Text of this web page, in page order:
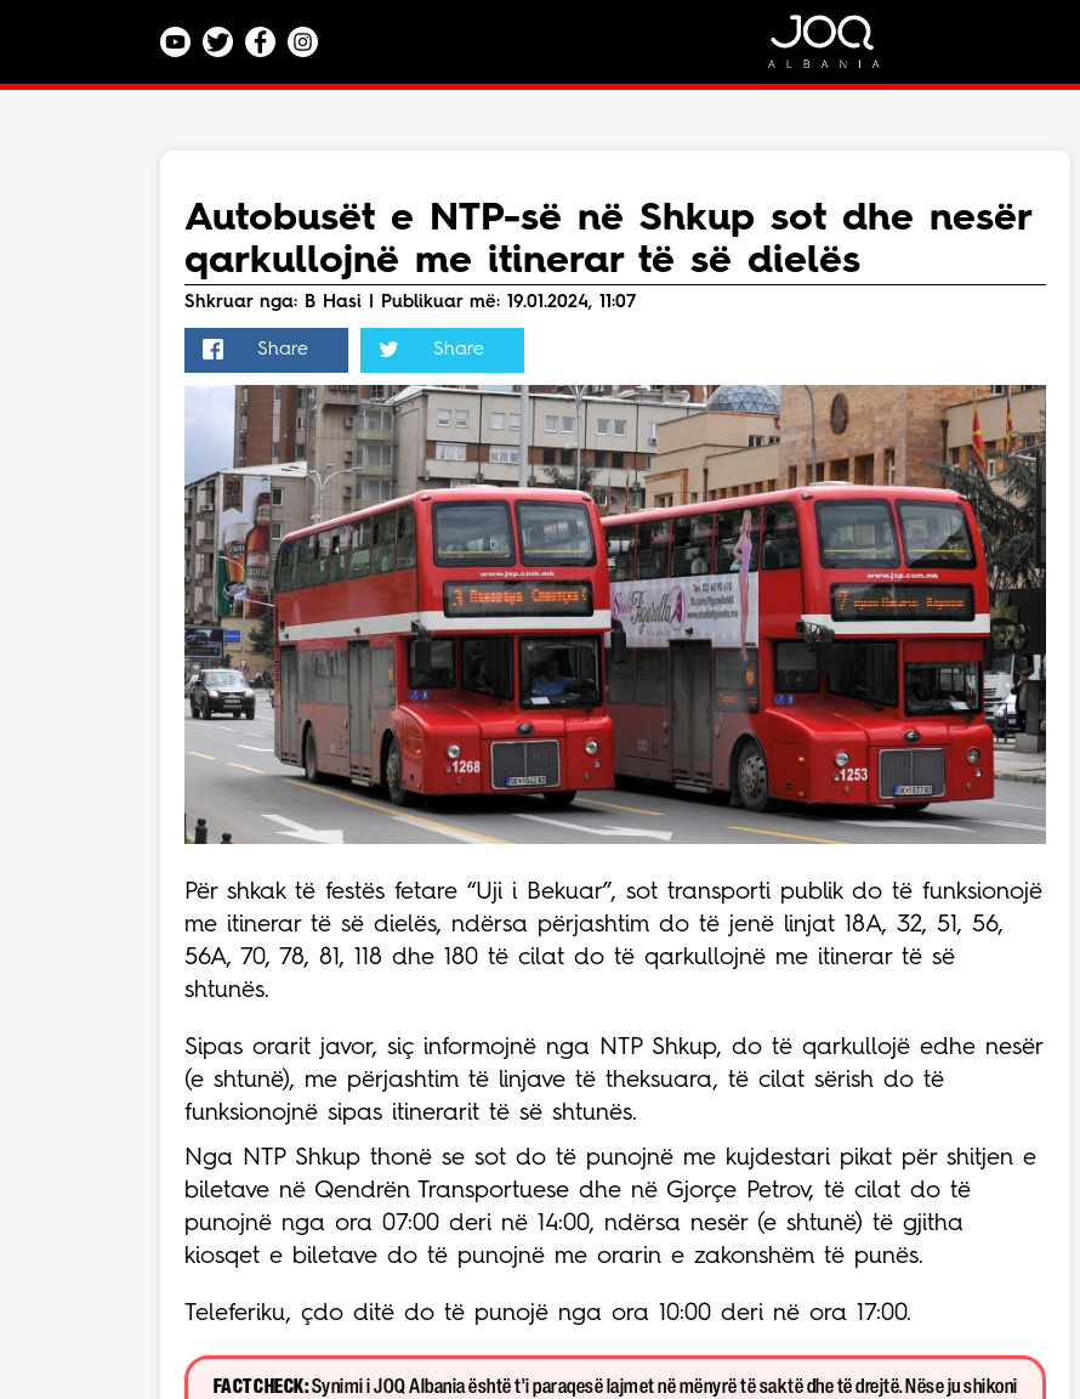
Lajme
Teknologji
Bota
Argëtim
Maqedoni
Puno me ne!
Live
Autobusët e NTP-së në Shkup sot dhe nesër
qarkullojnë me itinerar të së dielës
Shkruar nga: B Hasi | Publikuar më: 19.01.2024, 11:07
Share Share
Për shkak të festës fetare “Uji i Bekuar”, sot transporti publik do të funksionojë
me itinerar të së dielës, ndërsa përjashtim do të jenë linjat 18A, 32, 51, 56,
56A, 70, 78, 81, 118 dhe 180 të cilat do të qarkullojnë me itinerar të së
shtunës.
Sipas orarit javor, siç informojnë nga NTP Shkup, do të qarkullojë edhe nesër
(e shtunë), me përjashtim të linjave të theksuara, të cilat sërish do të
funksionojnë sipas itinerarit të së shtunës.
Nga NTP Shkup thonë se sot do të punojnë me kujdestari pikat për shitjen e
biletave në Qendrën Transportuese dhe në Gjorçe Petrov, të cilat do të
punojnë nga ora 07:00 deri në 14:00, ndërsa nesër (e shtunë) të gjitha
kiosqet e biletave do të punojnë me orarin e zakonshëm të punës.
Teleferiku, çdo ditë do të punojë nga ora 10:00 deri në ora 17:00.
FACT CHECK:Synimi i JOQ Albania është t’i paraqesë lajmet në mënyrë të saktë dhe të drejtë. Nëse ju shikoni